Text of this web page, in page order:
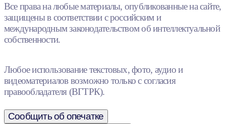
Все права на любые материалы, опубликованные на сайте,
защищены в соответствии с российским и
международным законодательством об интеллектуальной
собственности.
Любое использование текстовых, фото, аудио и
видеоматериалов возможно только с согласия
правообладателя (ВГТРК).
Сообщить об опечатке